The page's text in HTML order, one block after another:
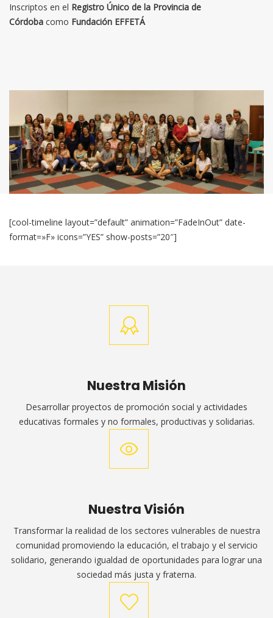
Inscriptos en el Registro Único de la Provincia de
Córdoba como Fundación EFFETÁ
[cool-timeline layout=”default” animation=”FadeInOut” date-
format=»F» icons=”YES” show-posts=”20″]
Nuestra Misión
Desarrollar proyectos de promoción social y actividades
educativas formales y no formales, productivas y solidarias.
Nuestra Visión
Transformar la realidad de los sectores vulnerables de nuestra
comunidad promoviendo la educación, el trabajo y el servicio
solidario, generando igualdad de oportunidades para lograr una
sociedad más justa y fraterna.